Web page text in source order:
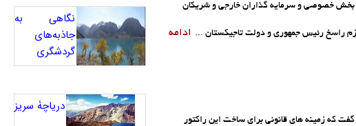
نگاهی به
جاذبه‌های
گردشگری
دریاچۀ سریز
‌بخش خصوصی و سرمایه گذاران خارجی و شریکان
راسخ رئیس جمهوری و دولت تاجیکستان ... ادامه
که زمینه های قانونی برای ساخت این راکتور